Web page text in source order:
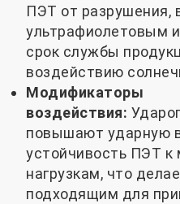
ПЭТ от разрушения,
ультрафиолетовым
срок службы
воздействию
Модификаторы
воздействия:
повышают ударную
устойчивость ПЭТ к
нагрузкам, что
подходящим для